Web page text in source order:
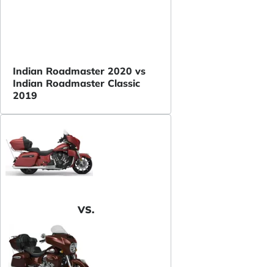
Indian Roadmaster 2020 vs
Indian Roadmaster Classic
2019
VS.